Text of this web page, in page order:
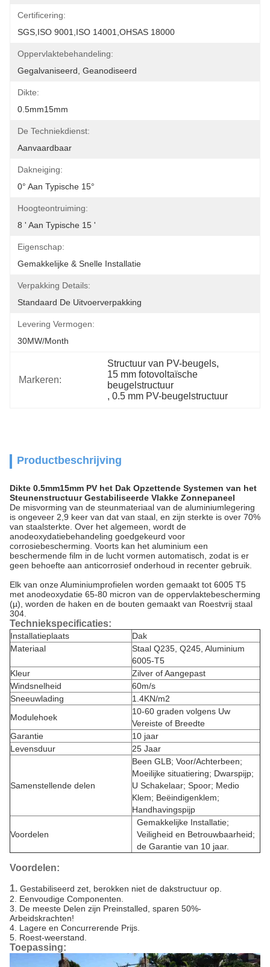
Certificering:
SGS,ISO 9001,ISO 14001,OHSAS 18000
Oppervlaktebehandeling:
Gegalvaniseerd, Geanodiseerd
Dikte:
0.5mm15mm
De Techniekdienst:
Aanvaardbaar
Dakneiging:
0° Aan Typische 15°
Hoogteontruiming:
8 ' Aan Typische 15 '
Eigenschap:
Gemakkelijke & Snelle Installatie
Verpakking Details:
Standaard De Uitvoerverpakking
Levering Vermogen:
30MW/month
Markeren:
Structuur van PV-beugels,
15 mm fotovoltaïsche
beugelstructuur
, 0.5 mm PV-beugelstructuur
Productbeschrijving
Dikte 0.5mm15mm PV het Dak Opzettende Systemen van het
Steunenstructuur Gestabiliseerde Vlakke Zonnepaneel
De misvorming van de steunmateriaal van de aluminiumlegering
is ongeveer 2,9 keer van dat van staal, en zijn sterkte is over 70%
van staalsterkte. Over het algemeen, wordt de
anodeoxydatiebehandeling goedgekeurd voor
corrosiebescherming. Voorts kan het aluminium een
beschermende film in de lucht vormen automatisch, zodat is er
geen behoefte aan anticorrosief onderhoud in recenter gebruik.
Elk van onze Aluminiumprofielen worden gemaakt tot 6005 T5
met anodeoxydatie 65-80 micron van de oppervlaktebescherming
(µ), worden de haken en de bouten gemaakt van Roestvrij staal
304.
Techniekspecificaties:
Installatieplaats
Dak
Materiaal
Staal Q235 , Q245 , Aluminium
6005-T5
Kleur
Zilver of Aangepast
Windsnelheid
60m/s
Sneeuwlading
1.4KN/m2
Modulehoek
10-60 graden volgens Uw
Vereiste of Breedte
Garantie
10 jaar
Levensduur
25 Jaar
Samenstellende delen
Been GLB; Voor/Achterbeen;
Moeilijke situatiering; Dwarspijp;
U Schakelaar; Spoor; Medio
Klem; Beëindigenklem;
Handhavingspijp
Voordelen
Gemakkelijke Installatie;
Veiligheid en Betrouwbaarheid;
de Garantie van 10 jaar.
Voordelen:
1. Gestabiliseerd zet, berokken niet de dakstructuur op.
2. Eenvoudige Componenten.
3. De meeste Delen zijn Preinstalled, sparen 50%-
Arbeidskrachten!
4. Lagere en Concurrerende Prijs.
5. Roest-weerstand.
Toepassing: